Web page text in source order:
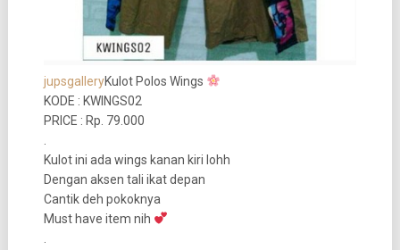
jupsgalleryKulot Polos Wings
KODE : KWINGS02
PRICE : Rp. 79.000
Kulot ini ada wings kanan kiri lohh
Dengan aksen tali ikat depan
Cantik deh pokoknya
Must have item nih